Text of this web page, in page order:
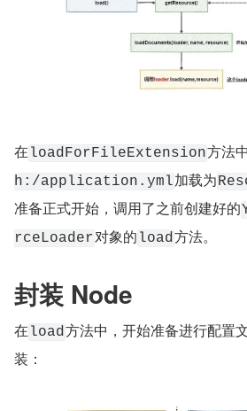
在 loadForFileExtension方法
h:/application.yml加载为
准备正式开始，调用了之前创建好的
rceLoader对象的 load方法。
封装 Node
在 load方法中，开始准备进行配置
装：